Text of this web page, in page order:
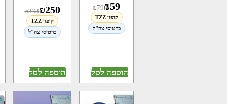
₪59
₪79
קופון TZZ
כרטיסי צה"ל
הוספה לסל
₪250
₪333
קופון TZZ
כרטיסי צה"ל
הוספה לסל